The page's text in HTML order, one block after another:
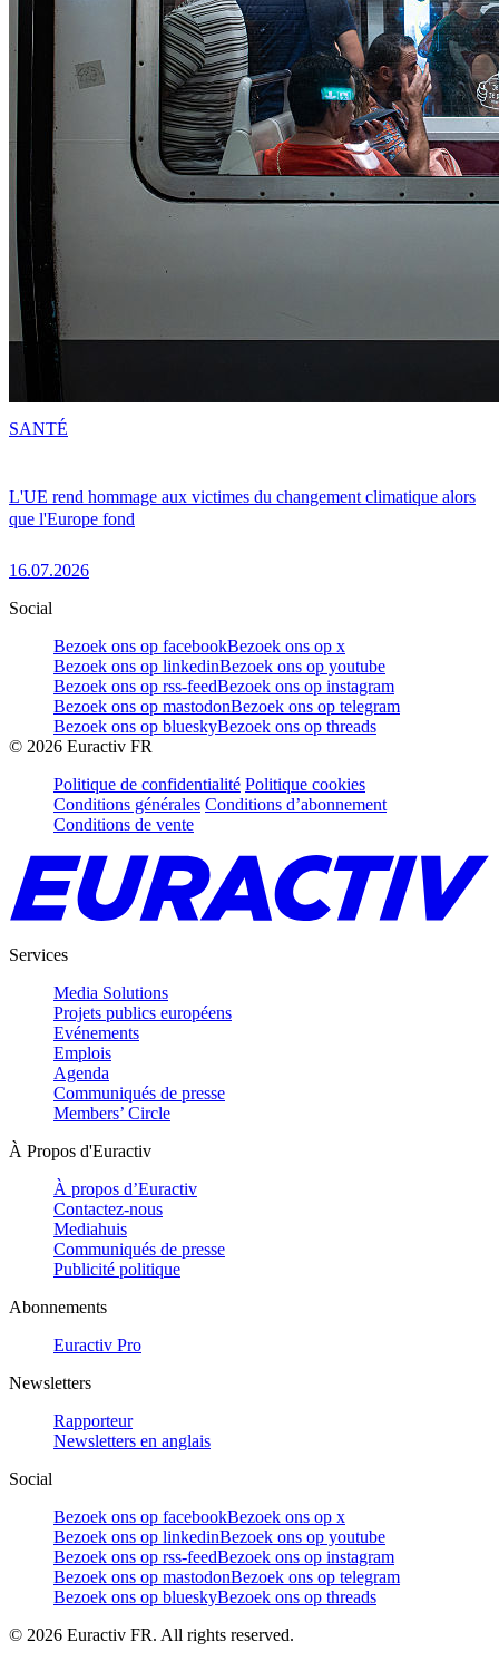
L'UE rend hommage aux victimes du changement climatique alors
que l'Europe fond
16.07.2026
SANTÉ
Social
Bezoek ons op facebookBezoek ons op x
Bezoek ons op linkedinBezoek ons op youtube
Bezoek ons op rss-feedBezoek ons op instagram
Bezoek ons op mastodonBezoek ons op telegram
Bezoek ons op blueskyBezoek ons op threads
© 2026 Euractiv FR
Politique de confidentialité Politique cookies
Conditions générales Conditions d’abonnement
Conditions de vente
Services
Media Solutions
Projets publics européens
Evénements
Emplois
Agenda
Communiqués de presse
Members’ Circle
À Propos d'Euractiv
À propos d’Euractiv
Contactez-nous
Mediahuis
Communiqués de presse
Publicité politique
Abonnements
Euractiv Pro
Newsletters
Rapporteur
Newsletters en anglais
Social
Bezoek ons op facebookBezoek ons op x
Bezoek ons op linkedinBezoek ons op youtube
Bezoek ons op rss-feedBezoek ons op instagram
Bezoek ons op mastodonBezoek ons op telegram
Bezoek ons op blueskyBezoek ons op threads
© 2026 Euractiv FR. All rights reserved.